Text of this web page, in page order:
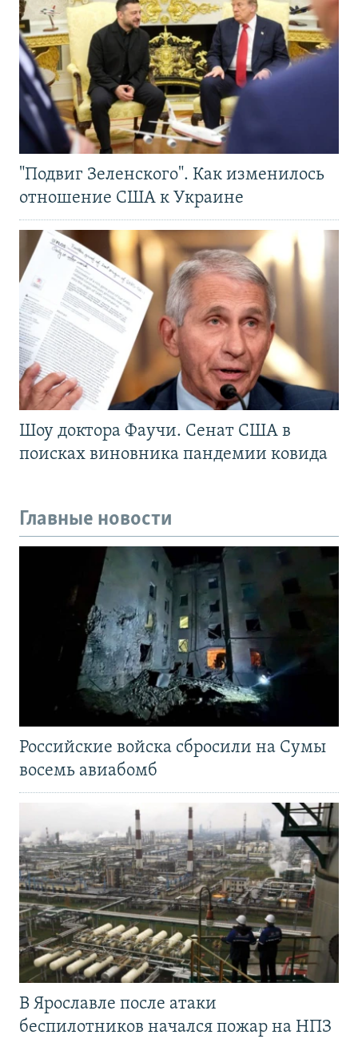
"Подвиг Зеленского". Как изменилось
отношение США к Украине
Шоу доктора Фаучи. Сенат США в
поисках виновника пандемии ковида
Главные новости
Российские войска сбросили на Сумы
восемь авиабомб
В Ярославле после атаки
беспилотников начался пожар на НПЗ